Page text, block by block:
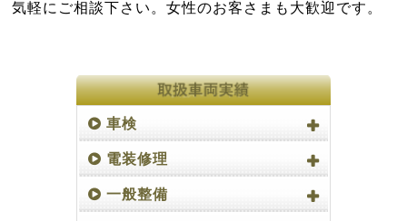
気軽にご相談下さい。女性のお客さまも大歓迎です。
車検
電装修理
一般整備